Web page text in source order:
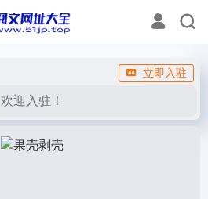
立即入驻
欢迎入驻！